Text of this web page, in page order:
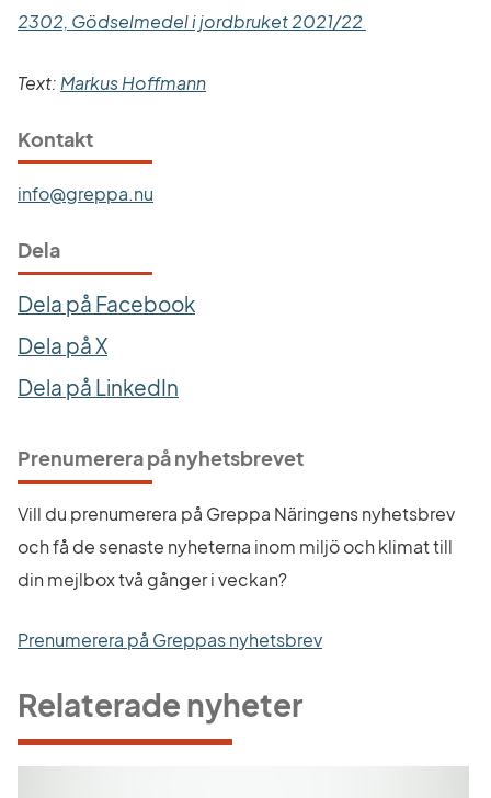
2302, Gödselmedel i jordbruket 2021/22
Text: Markus Hoffmann
Kontakt
info@greppa.nu
Dela
Dela på Facebook
Dela på X
Dela på LinkedIn
Prenumerera på nyhetsbrevet
Vill du prenumerera på Greppa Näringens nyhetsbrev
och få de senaste nyheterna inom miljö och klimat till
din mejlbox två gånger i veckan?
Prenumerera på Greppas nyhetsbrev
Relaterade nyheter